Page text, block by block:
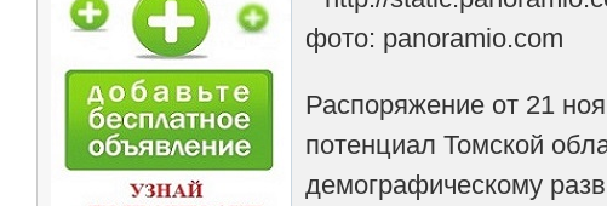
фото: panoramio.com
Распоряжение от 21
потенциал Томской
демографическому